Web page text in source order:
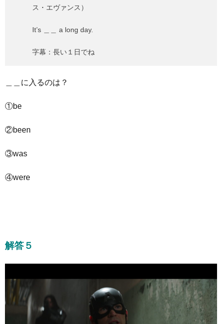
ス・エヴァンス）
It’s ＿＿ a long day.
字幕：長い１日でね
＿＿に入るのは？
①be
②been
③was
④were
解答５